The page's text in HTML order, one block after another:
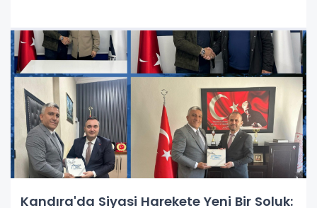
Kandıra'da Siyasi Harekete Yeni Bir Soluk: